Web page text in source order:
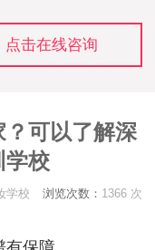
点击在线咨询
可以了解深
学校
学校 浏览次数： 1366 次